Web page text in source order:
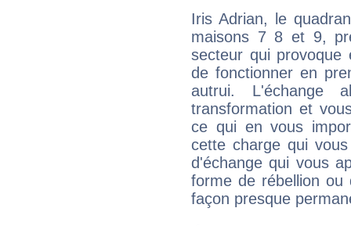
Iris Adrian, le
maisons 7 8 et 9,
secteur qui provoque
de fonctionner en
autrui. L'échange
transformation et
ce qui en vous
cette charge qui
d'échange qui vous
forme de rébellion ou
façon presque